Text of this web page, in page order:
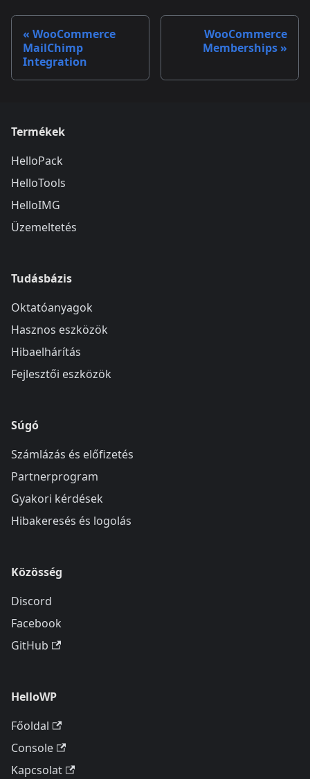
WooCommerce
MailChimp
Integration
WooCommerce
Memberships
Termékek
HelloPack
HelloTools
HelloIMG
Üzemeltetés
Tudásbázis
Oktatóanyagok
Hasznos eszközök
Hibaelhárítás
Fejlesztői eszközök
Súgó
Számlázás és előfizetés
Partnerprogram
Gyakori kérdések
Hibakeresés és logolás
Közösség
Discord
Facebook
GitHub
HelloWP
Főoldal
Console
Kapcsolat